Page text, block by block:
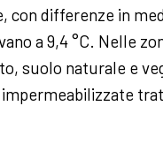
con differenze in
a 9,4 °C. Nelle
suolo naturale e